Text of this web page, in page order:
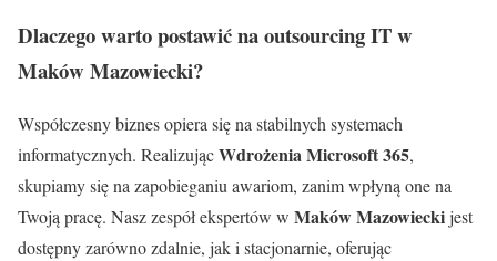
Dlaczego warto postawić na outsourcing IT w
Maków Mazowiecki?
Współczesny biznes opiera się na stabilnych systemach
informatycznych. RealizującWdrożenia Microsoft 365,
skupiamy się na zapobieganiu awariom, zanim wpłyną one na
Twoją pracę. Nasz zespół ekspertów w Maków Mazowieckijest
dostępny zarówno zdalnie, jak i stacjonarnie, oferując